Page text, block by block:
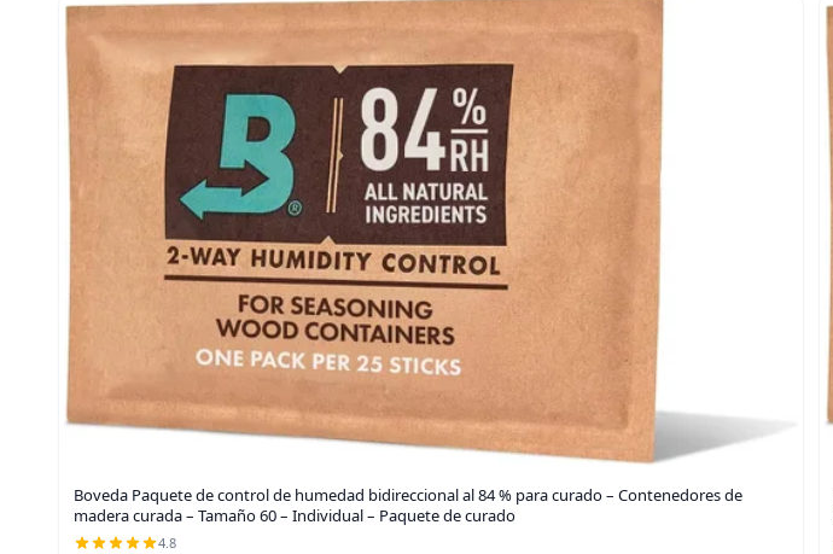
Boveda Paquete de control de humedad bidireccional al 84 % para curado – Contenedores de
madera curada – Tamaño 60 – Individual – Paquete de curado
4.8